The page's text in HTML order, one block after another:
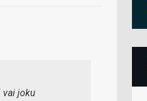
vai joku